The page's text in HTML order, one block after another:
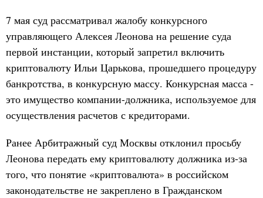
7 мая суд рассматривал жалобу конкурсного
управляющего Алексея Леонова на решение суда
первой инстанции, который запретил включить
криптовалюту Ильи Царькова, прошедшего процедуру
банкротства, в конкурсную массу. Конкурсная масса -
это имущество компании-должника, используемое для
осуществления расчетов с кредиторами.
Ранее Арбитражный суд Москвы отклонил просьбу
Леонова передать ему криптовалюту должника из-за
того, что понятие «криптовалюта» в российском
законодательстве не закреплено в Гражданском